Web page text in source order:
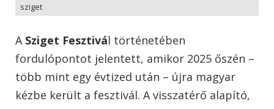
sziget
A Sziget Fesztivál történetében
fordulópontot jelentett, amikor 2025 őszén –
több mint egy évtized után – újra magyar
kézbe került a fesztivál. A visszatérő alapító,